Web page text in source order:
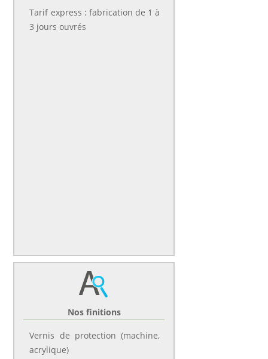
Tarif express : fabrication de 1 à
3 jours ouvrés
Nos finitions
Vernis de protection (machine,
acrylique)